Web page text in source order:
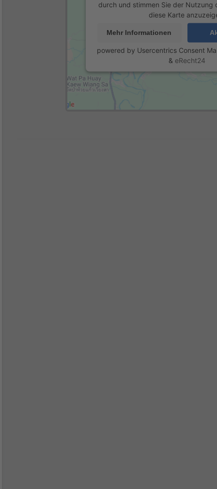
durch und stimmen Sie der Nutzung
diese Karte
Mehr Informationen
powered by Usercentrics Consent
& eRecht24